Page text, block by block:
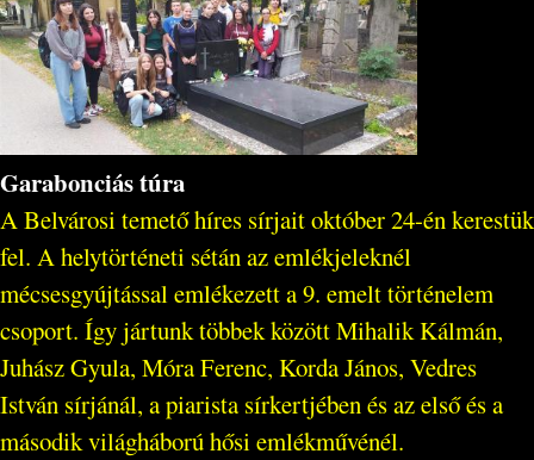
Garabonciás túra
A Belvárosi temető híres sírjait október 24-én kerestük
fel. A helytörténeti sétán az emlékjeleknél
mécsesgyújtással emlékezett a 9. emelt történelem
csoport. Így jártunk többek között Mihalik Kálmán,
Juhász Gyula, Móra Ferenc, Korda János, Vedres
István sírjánál, a piarista sírkertjében és az első és a
második világháború hősi emlékművénél.